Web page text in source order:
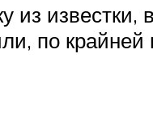
из
по